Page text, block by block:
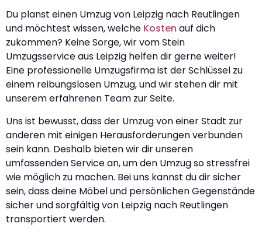
Du planst einen Umzug von Leipzig nach Reutlingen
und möchtest wissen, welche Kosten auf dich
zukommen? Keine Sorge, wir vom Stein
Umzugsservice aus Leipzig helfen dir gerne weiter!
Eine professionelle Umzugsfirma ist der Schlüssel zu
einem reibungslosen Umzug, und wir stehen dir mit
unserem erfahrenen Team zur Seite.
Uns ist bewusst, dass der Umzug von einer Stadt zur
anderen mit einigen Herausforderungen verbunden
sein kann. Deshalb bieten wir dir unseren
umfassenden Service an, um den Umzug so stressfrei
wie möglich zu machen. Bei uns kannst du dir sicher
sein, dass deine Möbel und persönlichen Gegenstände
sicher und sorgfältig von Leipzig nach Reutlingen
transportiert werden.